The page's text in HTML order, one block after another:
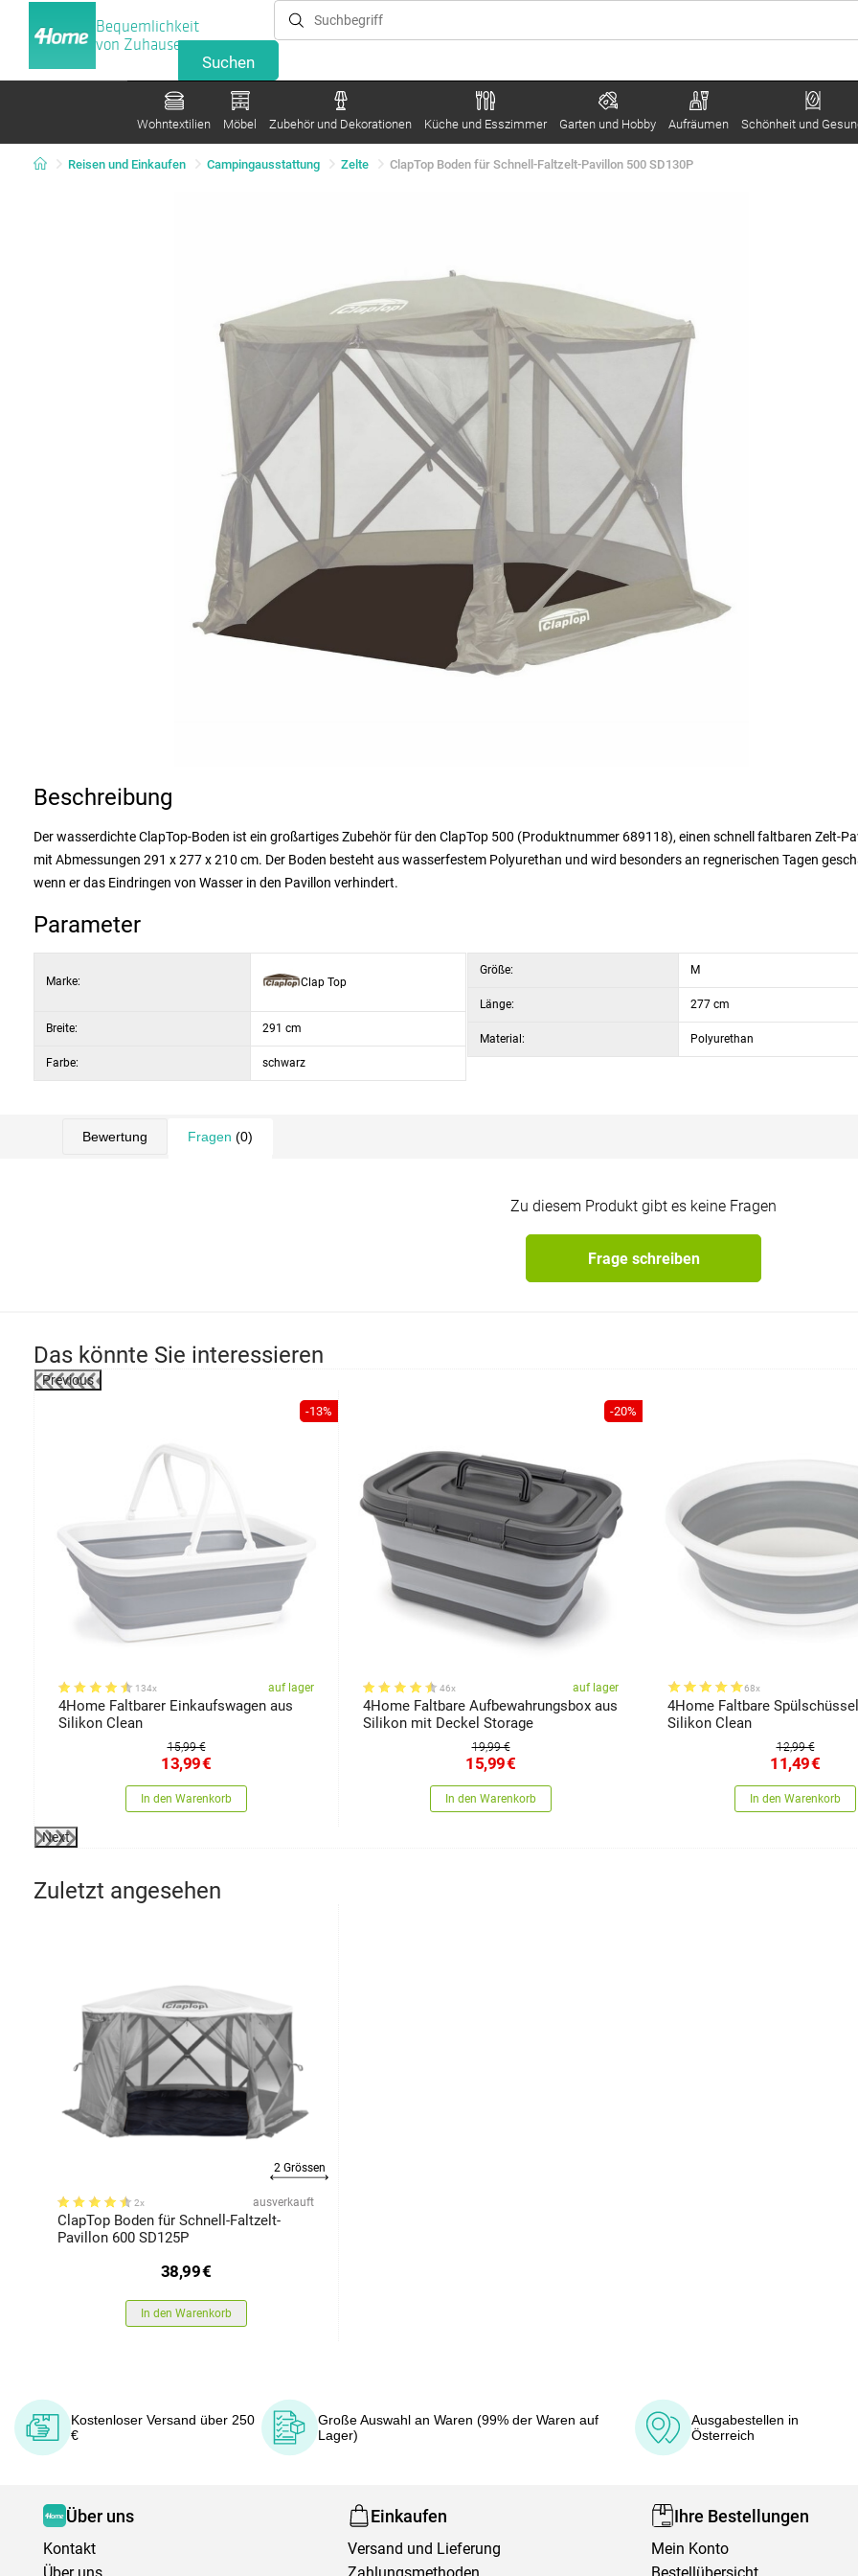
Bequemlichkeit
von Zuhause
Wohntextilien Möbel Zubehör und Dekorationen Küche und Esszimmer Garten und Hobby Aufräumen Schönheit und
Reisen und Einkaufen Campingausstattung Zelte ClapTop Boden für Schnell-Faltzelt-Pavillon 500 SD130P
Beschreibung
Der wasserdichte ClapTop-Boden ist ein großartiges Zubehör für den ClapTop 500 (Produktnummer 689118), einen schnell faltbaren Zelt-
mit Abmessungen 291 x 277 x 210 cm. Der Boden besteht aus wasserfestem Polyurethan und wird besonders an regnerischen Tagen
wenn er das Eindringen von Wasser in den Pavillon verhindert.
Parameter
Marke: Clap Top
Breite: 291 cm
Farbe: schwarz
Größe: M
Länge: 277 cm
Material: Polyurethan
Bewertung Fragen (0)
Zu diesem Produkt gibt es keine Fragen
Frage schreiben
Das könnte Sie interessieren
Previous
-13%
134x auf lager
4Home Faltbarer Einkaufswagen aus
Silikon Clean
15,99 €
13,99€
In den Warenkorb
-20%
46x auf lager
4Home Faltbare Aufbewahrungsbox aus
Silikon mit Deckel Storage
19,99 €
15,99€
In den Warenkorb
68x
4Home Faltbare
Silikon Clean
12,99 €
11,49€
In den Warenkorb
Next
Zuletzt angesehen
2 Grössen
2x ausverkauft
ClapTop Boden für Schnell-Faltzelt-
Pavillon 600 SD125P
38,99€
In den Warenkorb
Kostenloser Versand über 250
€
Große Auswahl an Waren (99% der Waren auf
Lager)
Ausgabestellen in
Österreich
Über uns
Kontakt
Einkaufen
Versand und Lieferung
Ihre Bestellungen
Mein Konto